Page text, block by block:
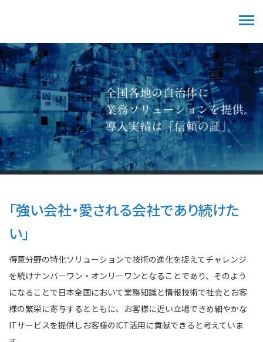
「強い会社・愛される会社であり続けた
い」
得意分野の特化ソリューションで技術の進化を捉えてチャレンジ
を続けナンバーワン・オンリーワンとなることであり、 そのよう
になることで日本全国において業務知識と情報技術で社会とお客
様の繁栄に寄与するとともに、 お客様に近い立場できめ細やかな
ITサービスを提供しお客様のICT活用に貢献できると考えていま